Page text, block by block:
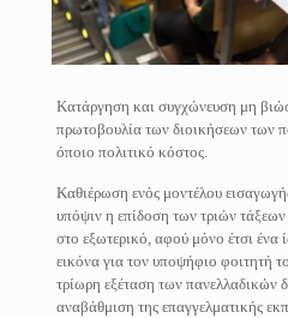
Κατάργηση και συγχώνευση μη
πρωτοβουλία των διοικήσεων των
όποιο πολιτικό κόστος.
Καθιέρωση ενός μοντέλου
υπόψιν η επίδοση των τριών
στο εξωτερικό, αφού μόνο έτσι ένα
εικόνα για τον υποψήφιο φοιτητή
τρίωρη εξέταση των πανελλαδικών
αναβάθμιση της επαγγελματικής